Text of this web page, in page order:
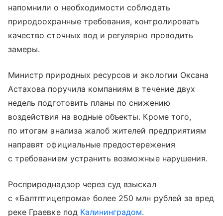
напомнили о необходимости соблюдать
природоохранные требования, контролировать
качество сточных вод и регулярно проводить
замеры.
Министр природных ресурсов и экологии Оксана
Астахова поручила компаниям в течение двух
недель подготовить планы по снижению
воздействия на водные объекты. Кроме того,
по итогам анализа жалоб жителей предприятиям
направят официальные предостережения
с требованием устранить возможные нарушения.
Росприроднадзор через суд взыскал
с «Балтптицепрома» более 250 млн рублей за вред
реке Граевке под Калининградом.